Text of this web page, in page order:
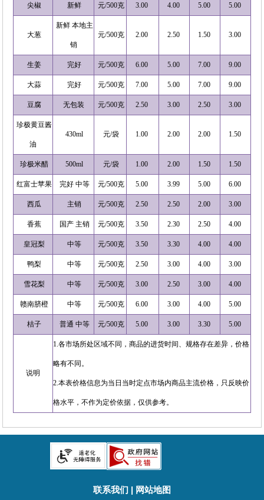
尖椒 新鲜 元/500克 3.00 4.00 5.00 5.00
大葱
新鲜 本地主
销
元/500克 2.00 2.50 1.50 3.00
生姜 完好 元/500克 6.00 5.00 7.00 9.00
大蒜 完好 元/500克 7.00 5.00 7.00 9.00
豆腐 无包装 元/500克 2.50 3.00 2.50 3.00
珍极黄豆酱
油
430ml 元/袋 1.00 2.00 2.00 1.50
珍极米醋 500ml 元/袋 1.00 2.00 1.50 1.50
红富士苹果 完好 中等 元/500克 5.00 3.99 5.00 6.00
西瓜 主销 元/500克 2.50 2.50 2.00 3.00
香蕉 国产 主销 元/500克 3.50 2.30 2.50 4.00
皇冠梨 中等 元/500克 3.50 3.30 4.00 4.00
鸭梨 中等 元/500克 2.50 3.00 4.00 3.00
雪花梨 中等 元/500克 3.00 2.50 3.00 4.00
赣南脐橙 中等 元/500克 6.00 3.00 4.00 5.00
桔子 普通 中等 元/500克 5.00 3.00 3.30 5.00
说明
1.各市场所处区域不同，商品的进货时间、规格存在差异，价格
略有不同。
2.本表价格信息为当日当时定点市场内商品主流价格，只反映价
格水平，不作为定价依据，仅供参考。